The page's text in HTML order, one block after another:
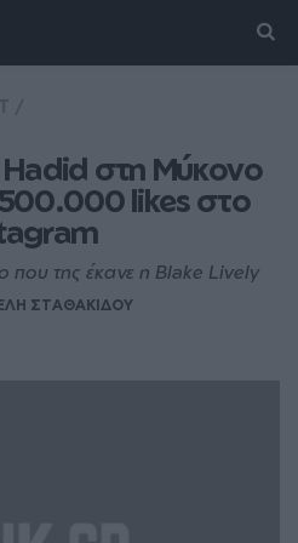
στη Μύκονο
likes στο
που της έκανε η Blake Lively
ΣΤΑΘΑΚΙΔΟΥ